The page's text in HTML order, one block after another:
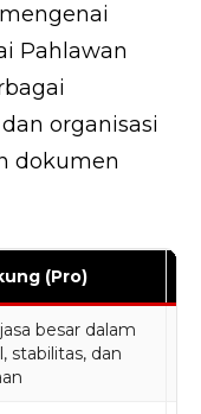
mengenai
Pahlawan
organisasi
dokumen
(Pro)
besar dalam
stabilitas, dan